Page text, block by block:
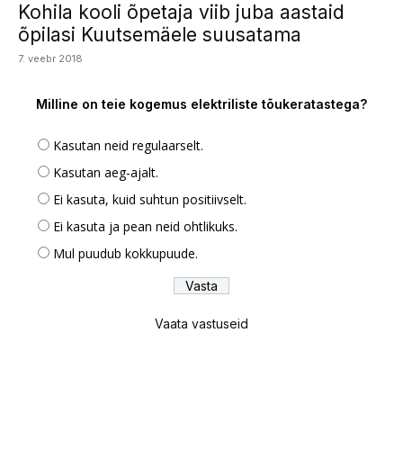
Kohila kooli õpetaja viib juba aastaid
õpilasi Kuutsemäele suusatama
7. veebr 2018
Milline on teie kogemus elektriliste tõukeratastega?
Kasutan neid regulaarselt.
Kasutan aeg-ajalt.
Ei kasuta, kuid suhtun positiivselt.
Ei kasuta ja pean neid ohtlikuks.
Mul puudub kokkupuude.
Vaata vastuseid